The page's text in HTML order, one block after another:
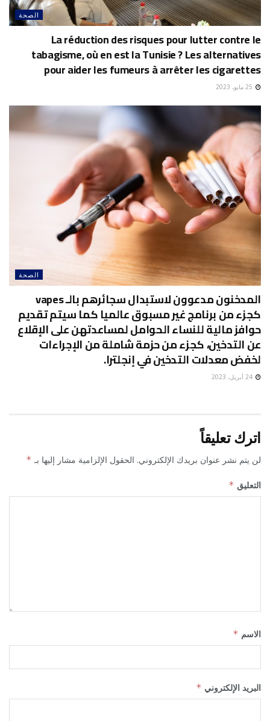
الصحة
La réduction des risques pour lutter contre le
tabagisme, où en est la Tunisie ? Les alternatives
pour aider les fumeurs à arrêter les cigarettes
الصحة
المدخنون مدعوون لاستبدال سجائرهم بالـ vapes
كجزء من برنامج غير مسبوق عالميا كما سيتم تقديم
حوافز مالية للنساء الحوامل لمساعدتهن على الإقلاع
عن التدخين، كجزء من حزمة شاملة من الإجراءات
لخفض معدلات التدخين في إنجلترا.
اترك تعليقاً
لن يتم نشر عنوان بريدك الإلكتروني. الحقول الإلزامية مشار إليها بـ *
التعليق *
الاسم *
البريد الإلكتروني *